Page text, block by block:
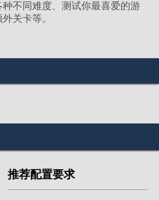
不同难度、测试你最喜爱的游
关卡等。
推荐配置要求